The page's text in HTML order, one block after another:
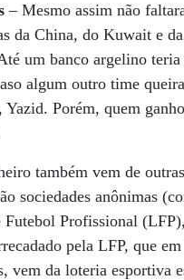
– Mesmo assim não
da China, do Kuwait e
um banco argelino
algum outro time
Porém, quem
também vem de
sociedades anônimas
Profissional
pela LFP, que
vem da loteria esportiva